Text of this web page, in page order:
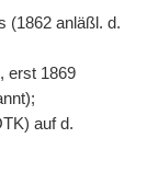
(1862 anläßl. d.
erst 1869
auf d.